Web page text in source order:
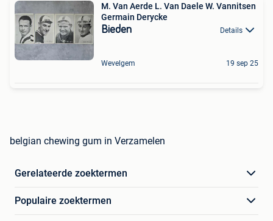
M. Van Aerde L. Van Daele W. Vannitsen
Germain Derycke
Bieden Details
Wevelgem 19 sep 25
belgian chewing gum in Verzamelen
Gerelateerde zoektermen
Populaire zoektermen